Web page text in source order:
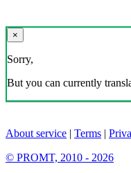
×
Sorry,
But you can currently
About service | Terms |
© PROMT, 2010 - 2026